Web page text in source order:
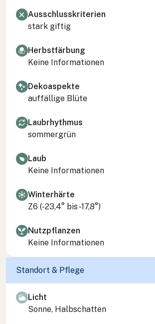
Ausschlusskriterien
stark giftig
Herbstfärbung
Keine Informationen
Dekoaspekte
auffällige Blüte
Laubrhythmus
sommergrün
Laub
Keine Informationen
Winterhärte
Z6 (-23,4° bis -17,8°)
Nutzpflanzen
Keine Informationen
Standort & Pflege
Licht
Sonne, Halbschatten